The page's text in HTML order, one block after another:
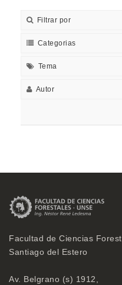
Filtrar por
Categorias
Tema
Autor
Facultad de Ciencias
Santiago del Estero
Av. Belgrano (s) 1912,